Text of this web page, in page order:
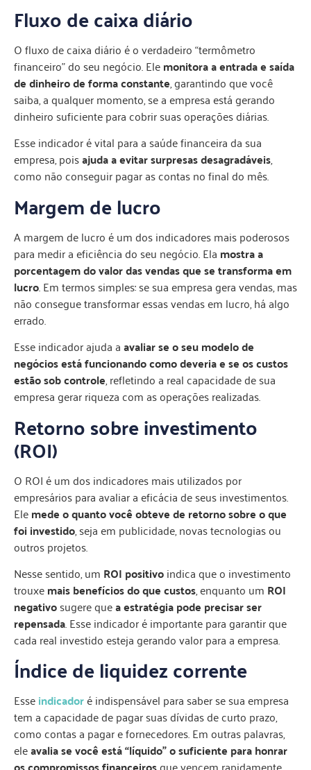
Fluxo de caixa diário
O fluxo de caixa diário é o verdadeiro “termômetro
financeiro” do seu negócio. Elemonitora a entrada e saída
de dinheiro de forma constante, garantindo que você
saiba, a qualquer momento, se a empresa está gerando
dinheiro suficiente para cobrir suas operações diárias.
Esse indicador é vital para a saúde financeira da sua
empresa, poisajuda a evitar surpresas desagradáveis,
como não conseguir pagar as contas no final do mês.
Margem de lucro
A margem de lucro é um dos indicadores mais poderosos
para medir a eficiência do seu negócio. Ela mostra a
porcentagem do valor das vendas que se transforma em
lucro. Em termos simples: se sua empresa gera vendas, mas
não consegue transformar essas vendas em lucro, há algo
errado.
Esse indicador ajuda aavaliar se o seu modelo de
negócios está funcionando como deveria e se os custos
estão sob controle, refletindo a real capacidade de sua
empresa gerar riqueza com as operações realizadas.
Retorno sobre investimento
(ROI)
O ROI é um dos indicadores mais utilizados por
empresários para avaliar a eficácia de seus investimentos.
Elemede o quanto você obteve de retorno sobre o que
foi investido, seja em publicidade, novas tecnologias ou
outros projetos.
Nesse sentido, um ROI positivoindica que o investimento
trouxemais benefícios do que custos, enquanto um ROI
negativosugere quea estratégia pode precisar ser
repensada. Esse indicador é importante para garantir que
cada real investido esteja gerando valor para a empresa.
Índice de liquidez corrente
Esseindicadoré indispensável para saber se sua empresa
tem a capacidade de pagar suas dívidas de curto prazo,
como contas a pagar e fornecedores. Em outras palavras,
eleavalia se você está “líquido” o suficiente para honrar